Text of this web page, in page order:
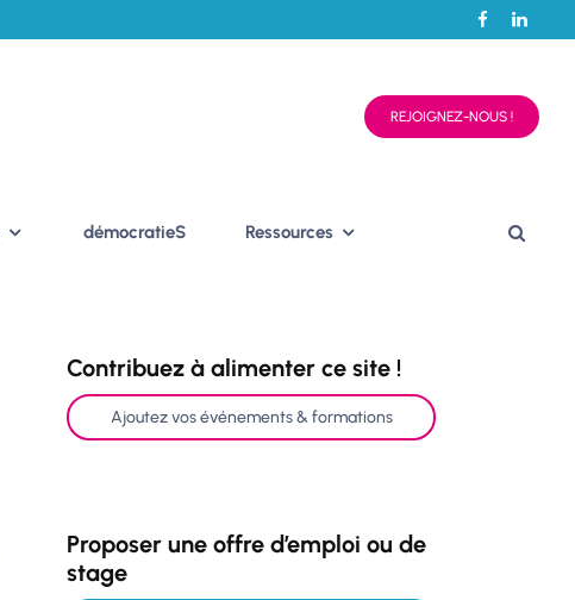
REJOIGNEZ-NOUS !
démocratieS Ressources
Contribuez à alimenter ce site !
Ajoutez vos événements & formations
Proposer une offre d’emploi ou de
stage